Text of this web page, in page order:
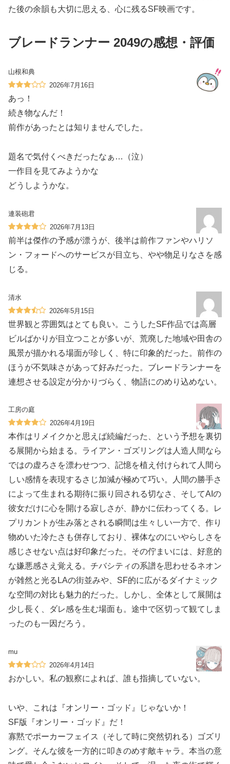
た後の余韻も大切に思える、心に残るSF映画です。
ブレードランナー 2049の感想・評価
山根和典
2026年7月16日
あっ！
続き物なんだ！
前作があったとは知りませんでした。
題名で気付くべきだったなぁ…（泣）
一作目を見てみようかな
どうしようかな。
連装砲君
2026年7月13日
前半は傑作の予感が漂うが、後半は前作ファンやハリソ
ン・フォードへのサービスが目立ち、やや物足りなさを感
じる。
清水
2026年5月15日
世界観と雰囲気はとても良い。こうしたSF作品では高層
ビルばかりが目立つことが多いが、荒廃した地域や田舎の
風景が描かれる場面が珍しく、特に印象的だった。前作の
ほうが不気味さがあって好みだった。ブレードランナーを
連想させる設定が分かりづらく、物語にのめり込めない。
工房の庭
2026年4月19日
本作はリメイクかと思えば続編だった、という予想を裏切
る展開から始まる。ライアン・ゴズリングは人造人間なら
ではの虚ろさを漂わせつつ、記憶を植え付けられて人間ら
しい感情を表現するさじ加減が極めて巧い。人間の勝手さ
によって生まれる期待に振り回される切なさ、そしてAIの
彼女だけに心を開ける寂しさが、静かに伝わってくる。レ
プリカントが生み落とされる瞬間は生々しい一方で、作り
物めいた冷たさも併存しており、裸体なのにいやらしさを
感じさせない点は好印象だった。その佇まいには、好意的
な嫌悪感さえ覚える。チバシティの系譜を思わせるネオン
が雑然と光るLAの街並みや、SF的に広がるダイナミック
な空間の対比も魅力的だった。しかし、全体として展開は
少し長く、ダレ感を生む場面も。途中で区切って観てしま
ったのも一因だろう。
mu
2026年4月14日
おかしい。私の観察によれば、誰も指摘していない。
いや、これは『オンリー・ゴッド』じゃないか！
SF版『オンリー・ゴッド』だ！
寡黙でポーカーフェイス（そして時に突然切れる）ゴズリ
ング。そんな彼を一方的に叩きのめす敵キャラ。本当の意